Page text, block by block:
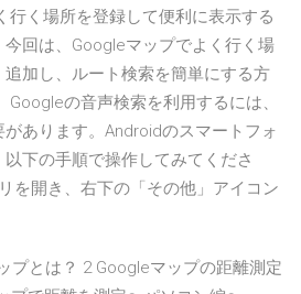
行く場所を登録して便利に表示する
回は、Googleマップでよく行く場
加し、ルート検索を簡単にする方
の音声検索を利用するには、
あります。Androidのスマートフォ
下の手順で操作してみてくださ
を開き、右下の「その他」アイコン
プとは？ 2 Googleマップの距離測定